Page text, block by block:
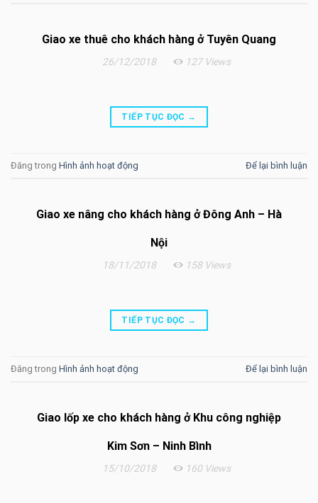
26/12/2018 127 Views
Giao xe thuê cho khách hàng ở Tuyên Quang
TIẾP TỤC ĐỌC →
Đăng trong Hình ảnh hoạt động Để lại bình luận
18/11/2018 158 Views
Giao xe nâng cho khách hàng ở Đông Anh – Hà
Nội
TIẾP TỤC ĐỌC →
Đăng trong Hình ảnh hoạt động Để lại bình luận
15/10/2018 160 Views
Giao lốp xe cho khách hàng ở Khu công nghiệp
Kim Sơn – Ninh Bình